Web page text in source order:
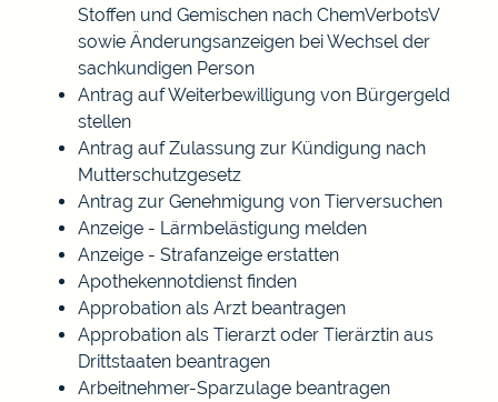
Stoffen und Gemischen nach ChemVerbotsV
sowie Änderungsanzeigen bei Wechsel der
sachkundigen Person
Antrag auf Weiterbewilligung von Bürgergeld
stellen
Antrag auf Zulassung zur Kündigung nach
Mutterschutzgesetz
Antrag zur Genehmigung von Tierversuchen
Anzeige - Lärmbelästigung melden
Anzeige - Strafanzeige erstatten
Apothekennotdienst finden
Approbation als Arzt beantragen
Approbation als Tierarzt oder Tierärztin aus
Drittstaaten beantragen
Arbeitnehmer-Sparzulage beantragen